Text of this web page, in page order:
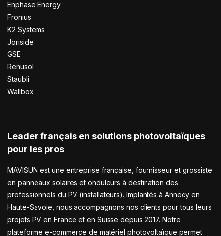
Enphase Energy
Fronius
K2 Systems
Joriside
GSE
Renusol
Staubli
Wallbox
Leader français en solutions photovoltaïques
pour les pros
MAVISUN est une entreprise française, fournisseur et grossiste
en panneaux solaires et onduleurs à destination des
professionnels du PV (installateurs). Implantés à Annecy en
Haute-Savoie, nous accompagnons nos clients pour tous leurs
projets PV en France et en Suisse depuis 2017. Notre
plateforme e-commerce de matériel photovoltaïque permet